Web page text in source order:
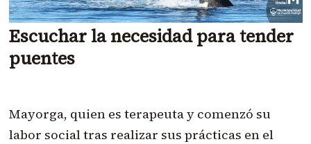
Escuchar la necesidad para tender
puentes
Mayorga, quien es terapeuta y comenzó su
labor social tras realizar sus prácticas en el